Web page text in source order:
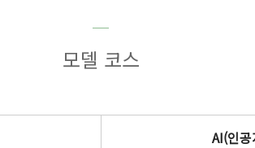
모델 코스
AI(인